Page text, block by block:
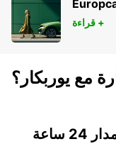
قراءة +
مع يوربكار؟